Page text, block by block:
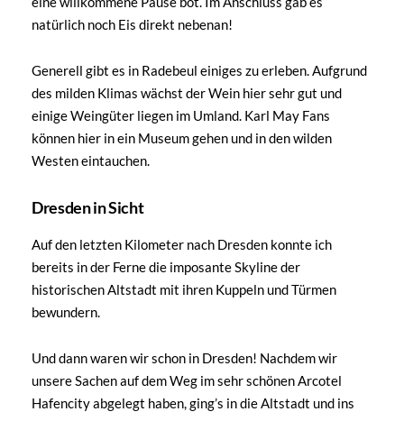
natürlich noch Eis direkt nebenan!
Generell gibt es in Radebeul einiges zu erleben. Aufgrund
des milden Klimas wächst der Wein hier sehr gut und
einige Weingüter liegen im Umland. Karl May Fans
können hier in ein Museum gehen und in den wilden
Westen eintauchen.
Dresden in Sicht
Auf den letzten Kilometer nach Dresden konnte ich
bereits in der Ferne die imposante Skyline der
historischen Altstadt mit ihren Kuppeln und Türmen
bewundern.
Und dann waren wir schon in Dresden! Nachdem wir
unsere Sachen auf dem Weg im sehr schönen Arcotel
Hafencity abgelegt haben, ging’s in die Altstadt und ins